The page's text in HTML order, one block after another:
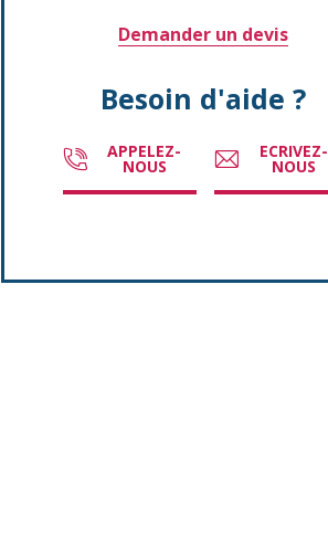
Demander un devis
Besoin d'aide ?
APPELEZ-
NOUS
ECRIVEZ-
NOUS